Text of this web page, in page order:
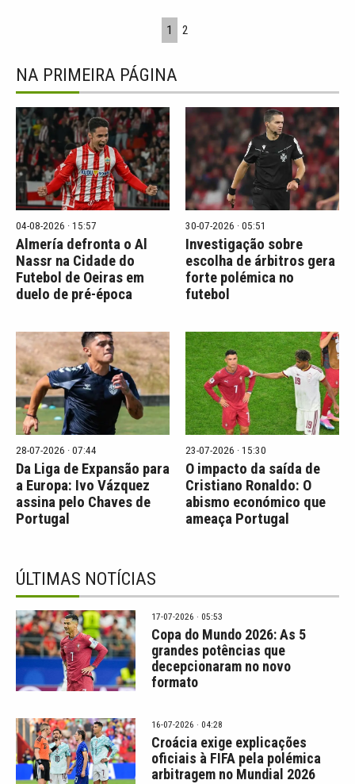
1 2
NA PRIMEIRA PÁGINA
04-08-2026 · 15:57
Almería defronta o Al
Nassr na Cidade do
Futebol de Oeiras em
duelo de pré-época
30-07-2026 · 05:51
Investigação sobre
escolha de árbitros gera
forte polémica no
futebol
28-07-2026 · 07:44
Da Liga de Expansão para
a Europa: Ivo Vázquez
assina pelo Chaves de
Portugal
23-07-2026 · 15:30
O impacto da saída de
Cristiano Ronaldo: O
abismo económico que
ameaça Portugal
ÚLTIMAS NOTÍCIAS
17-07-2026 · 05:53
Copa do Mundo 2026: As 5
grandes potências que
decepcionaram no novo
formato
16-07-2026 · 04:28
Croácia exige explicações
oficiais à FIFA pela polémica
arbitragem no Mundial 2026